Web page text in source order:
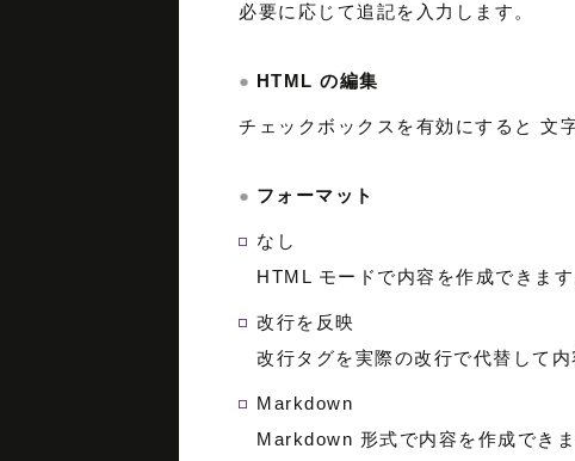
必要に応じて追記を入力します。
HTML の編集
チェックボックスを有効にすると 文
フォーマット
なし
HTML モードで内容を作成できます
改行を反映
改行タグを実際の改行で代替して内
Markdown
Markdown 形式で内容を作成できま